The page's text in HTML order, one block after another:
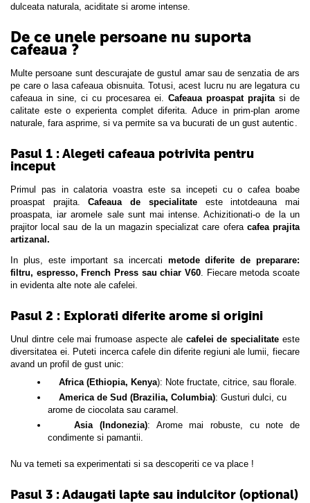
dulceata naturala, aciditate si arome intense.
De ce unele persoane nu suporta
cafeaua ?
Multe persoane sunt descurajate de gustul amar sau de senzatia de ars
pe care o lasa cafeaua obisnuita. Totusi, acest lucru nu are legatura cu
cafeaua in sine, ci cu procesarea ei. Cafeaua proaspat prajitasi de
calitate este o experienta complet diferita. Aduce in prim-plan arome
naturale, fara asprime, si va permite sa va bucurati de un gust autentic.
Pasul 1 : Alegeti cafeaua potrivita pentru
inceput
Primul pas in calatoria voastra este sa incepeti cu o cafea boabe
proaspat prajita.Cafeaua de specialitateeste intotdeauna mai
proaspata, iar aromele sale sunt mai intense. Achizitionati-o de la un
prajitor local sau de la un magazin specializat care ofera cafea prajita
artizanal.
In plus, este important sa incercati metode diferite de preparare:
filtru, espresso, French Press sau chiar V60. Fiecare metoda scoate
in evidenta alte note ale cafelei.
Pasul 2 : Explorati diferite arome si origini
Unul dintre cele mai frumoase aspecte ale cafelei de specialitate este
diversitatea ei. Puteti incerca cafele din diferite regiuni ale lumii, fiecare
avand un profil de gust unic:
Africa (Ethiopia, Kenya): Note fructate, citrice, sau florale.
America de Sud (Brazilia, Columbia): Gusturi dulci, cu
arome de ciocolata sau caramel.
Asia (Indonezia): Arome mai robuste, cu note de
condimente si pamantii.
Nu va temeti sa experimentati si sa descoperiti ce va place !
Pasul 3 : Adaugati lapte sau indulcitor (optional)